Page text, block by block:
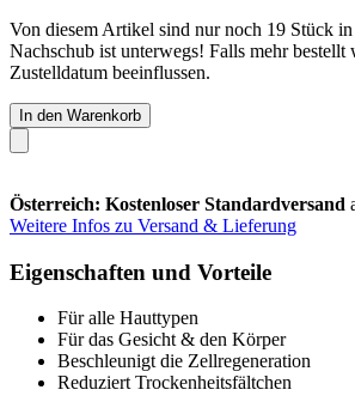
Von diesem Artikel sind nur noch 19 Stück in
Nachschub ist unterwegs! Falls mehr bestellt
Zustelldatum beeinflussen.
In den Warenkorb
Österreich: Kostenloser Standardversand
Weitere Infos zu Versand & Lieferung
Eigenschaften und Vorteile
Für alle Hauttypen
Für das Gesicht & den Körper
Beschleunigt die Zellregeneration
Reduziert Trockenheitsfältchen